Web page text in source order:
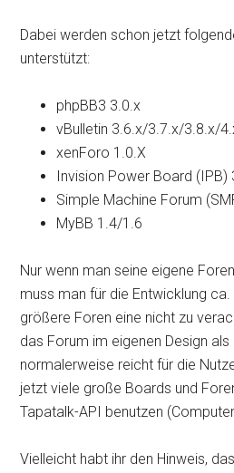
Dabei werden schon jetzt
unterstützt:
phpBB3 3.0.x
vBulletin 3.6.x/3.7.x/3.8.x/
xenForo 1.0.X
Invision Power Board (IPB)
Simple Machine Forum
MyBB 1.4/1.6
Nur wenn man seine eigene
muss man für die Entwicklung
größere Foren eine nicht zu
das Forum im eigenen Design
normalerweise reicht für die
jetzt viele große Boards und
Tapatalk-API benutzen
Vielleicht habt ihr den Hinweis,